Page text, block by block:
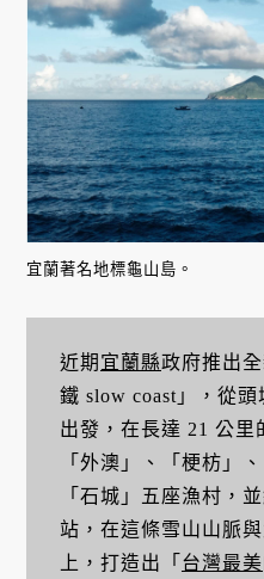
宜蘭著名地標龜山島。
近期 宜蘭縣政府推出
鐵 slow coast」，從
出發，在長達 21 公里
「外澳」、「梗枋」
「石城」五座漁村，
站，在這條雪山山脈
上，打造出「 台灣最美